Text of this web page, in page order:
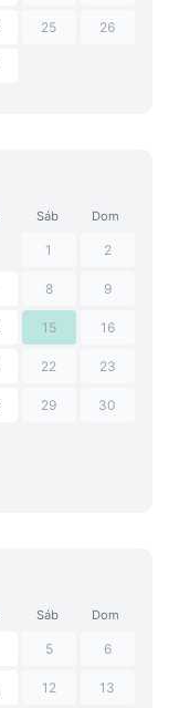
25 26
Sáb Dom
1 2
8 9
15 16
22 23
29 30
Sáb Dom
5 6
12 13